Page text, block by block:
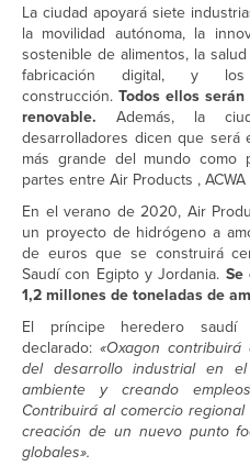
La ciudad apoyará siete
la movilidad autónoma, la
sostenible de alimentos, la
fabricación digital, y
construcción. Todos ellos
renovable. Además, la
desarrolladores dicen que
más grande del mundo
partes entre Air Products ,
En el verano de 2020, Air
un proyecto de hidrógeno a
de euros que se construirá
Saudí con Egipto y Jordania. Se
1,2 millones de toneladas de
El príncipe heredero saudí
declarado:«Oxagon
del desarrollo industrial en
ambiente y creando
Contribuirá al comercio
creación de un nuevo punto
globales».